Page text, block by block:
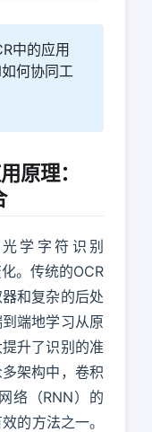
中的应用
何协同工
原理：
学字符识别
。传统的OCR
和复杂的后处
端地学习从原
升了识别的准
架构中，卷积
络（RNN）的
的方法之一。